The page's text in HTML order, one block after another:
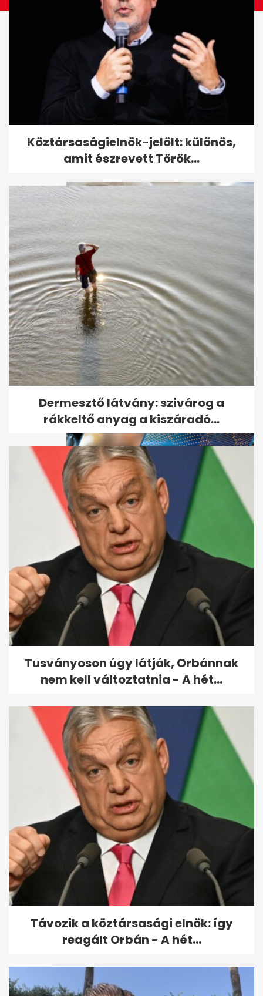
Csípő érzés, gyakori vizelési
inger: hol kérjünk segítséget...
A demencia első jelét sokan
nem veszik észre: lépcsőzés
közben...
Tévhitvadászat: „csak az
időseknek van aranyere” - és
még 5...
Köztársaságielnök-jelölt: különös,
amit észrevett Török...
Dermesztő látvány: szivárog a
rákkeltő anyag a kiszáradó...
Tusványoson úgy látják, Orbánnak
nem kell változtatnia - A hét...
Távozik a köztársasági elnök: így
reagált Orbán - A hét...